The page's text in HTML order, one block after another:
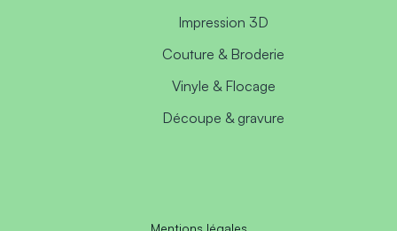
Impression 3D
Couture & Broderie
Vinyle & Flocage
Découpe & gravure
Mentions légales